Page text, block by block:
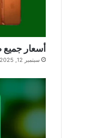
أسعار جميع
سبتمبر 12, 2025